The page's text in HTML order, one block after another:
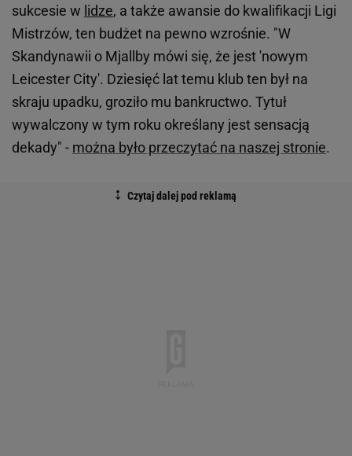
sukcesie w lidze, a także awansie do kwalifikacji Ligi
Mistrzów, ten budżet na pewno wzrośnie. "W
Skandynawii o Mjallby mówi się, że jest 'nowym
Leicester City'. Dziesięć lat temu klub ten był na
skraju upadku, groziło mu bankructwo. Tytuł
wywalczony w tym roku określany jest sensacją
dekady" - można było przeczytać na naszej stronie.